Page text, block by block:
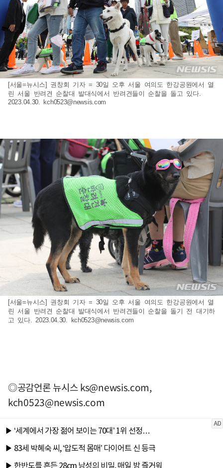
[서울=뉴시스] 권창회 기자 = 30일 오후 서울 여의도 한강공원에서 열
린 서울 반려견 순찰대 발대식에서 반려견들이 순찰을 돌고 있다.
2023.04.30.
kch0523@newsis.com
[서울=뉴시스] 권창회 기자 = 30일 오후 서울 여의도 한강공원에서 열
린 서울 반려견 순찰대 발대식에서 반려견들이 순찰을 돌기 전 대기하
고 있다. 2023.04.30.
kch0523@newsis.com
◎공감언론 뉴시스ks@newsis.com,
kch0523@newsis.com